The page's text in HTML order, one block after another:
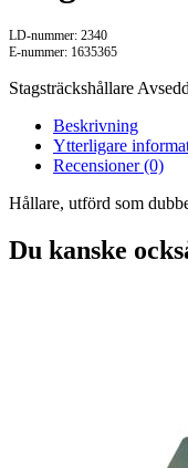
LD-nummer: 2340
E-nummer: 1635365
Stagsträckshållare
Beskrivning
Ytterligare
Recensioner (0)
Hållare, utförd som
Du kanske